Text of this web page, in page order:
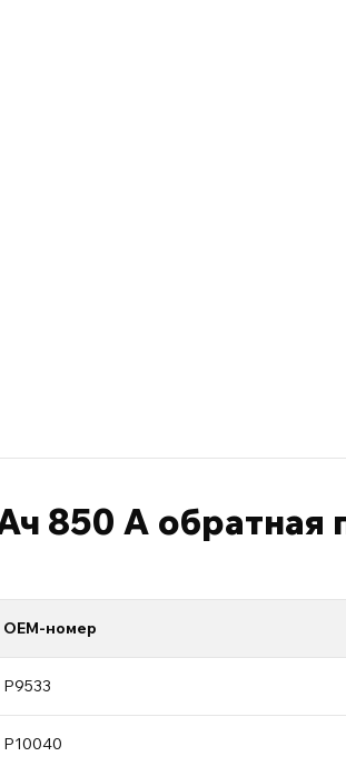
850 А обратная
OEM-номер
P9533
P10040